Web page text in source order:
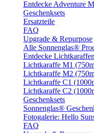
Entdecke Adventure
Geschenksets
Ersatzteile
FAQ
Upgrade & Repurpose
Alle Sonnenglas®
Entdecke Lichtkaraffen
Lichtkaraffe M1
Lichtkaraffe M2
Lichtkaraffe C1
Lichtkaraffe C2
Geschenksets
Sonnenglas®
Fotogalerie: Hello
FAQ